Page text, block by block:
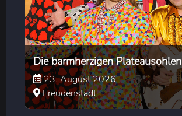
Die barmherzigen Plateausohlen
23. August 2026
Freudenstadt